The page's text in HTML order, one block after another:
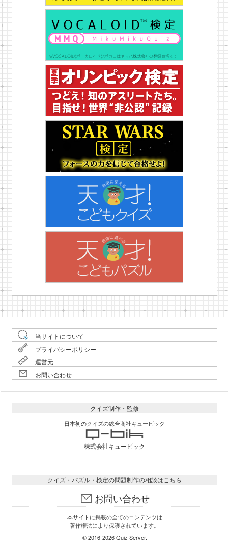
当サイトについて
プライバシーポリシー
運営元
お問い合わせ
クイズ制作・監修
日本初のクイズの総合商社キュービック
株式会社キュービック
クイズ・パズル・検定の問題制作の相談はこちら
お問い合わせ
本サイトに掲載の全てのコンテンツは
著作権法により保護されています。
© 2016-2026Quiz Server.